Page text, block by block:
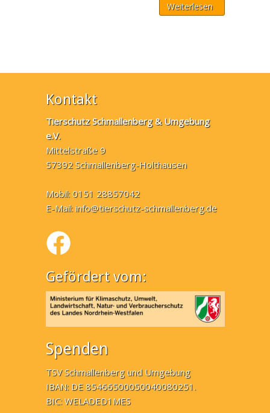
Weiterlesen
Kontakt
Tierschutz Schmallenberg & Umgebung
e.V.
Mittelstraße 9
57392 Schmallenberg-Holthausen
Mobil: 0151 28857042
E-Mail:info@tierschutz-schmallenberg.de
Gefördert vom:
Spenden
TSV Schmallenberg und Umgebung
IBAN: DE 85466500050040080251.
BIC: WELADED1MES